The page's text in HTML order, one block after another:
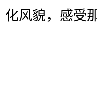
化风貌，感受